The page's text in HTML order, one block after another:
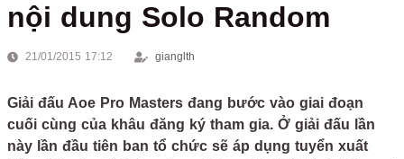
nội dung Solo Random
21/01/2015 17:12 gianglth
Giải đấu Aoe Pro Masters đang bước vào giai đoạn
cuối cùng của khâu đăng ký tham gia. Ở giải đấu lần
này lần đầu tiên ban tổ chức sẽ áp dụng tuyển xuất